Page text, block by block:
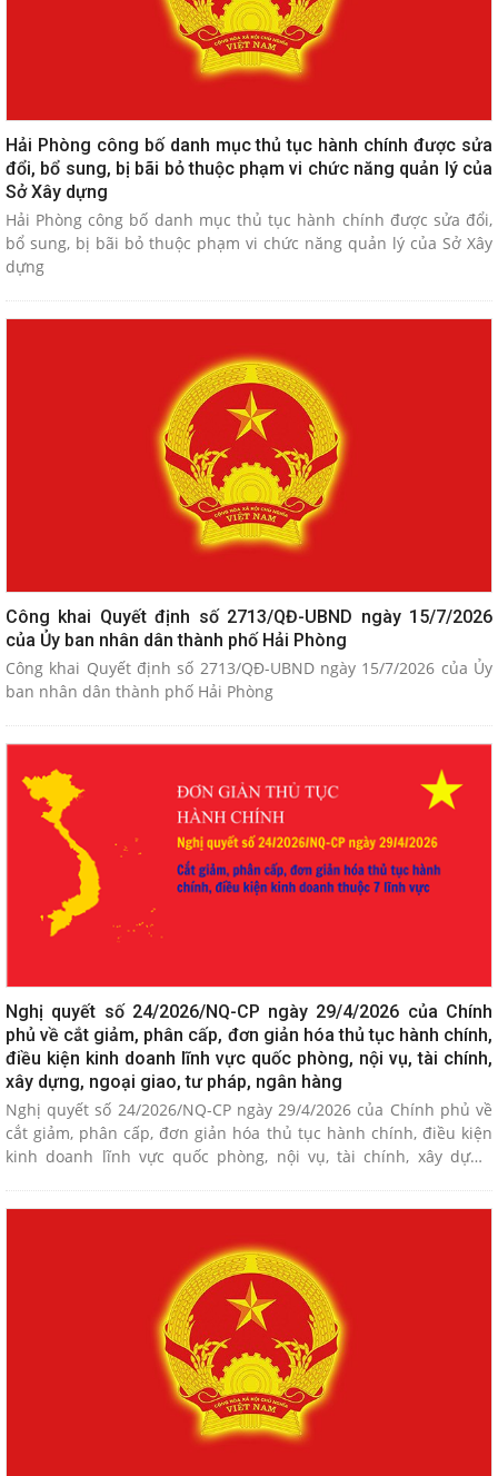
Hải Phòng công bố danh mục thủ tục hành chính được sửa
đổi, bổ sung, bị bãi bỏ thuộc phạm vi chức năng quản lý của
Sở Xây dựng
Hải Phòng công bố danh mục thủ tục hành chính được sửa đổi,
bổ sung, bị bãi bỏ thuộc phạm vi chức năng quản lý của Sở Xây
dựng
Công khai Quyết định số 2713/QĐ-UBND ngày 15/7/2026
của Ủy ban nhân dân thành phố Hải Phòng
Công khai Quyết định số 2713/QĐ-UBND ngày 15/7/2026 của Ủy
ban nhân dân thành phố Hải Phòng
Nghị quyết số 24/2026/NQ-CP ngày 29/4/2026 của Chính
phủ về cắt giảm, phân cấp, đơn giản hóa thủ tục hành chính,
điều kiện kinh doanh lĩnh vực quốc phòng, nội vụ, tài chính,
xây dựng, ngoại giao, tư pháp, ngân hàng
Nghị quyết số 24/2026/NQ-CP ngày 29/4/2026 của Chính phủ về
cắt giảm, phân cấp, đơn giản hóa thủ tục hành chính, điều kiện
kinh doanh lĩnh vực quốc phòng, nội vụ, tài chính, xây dựng,